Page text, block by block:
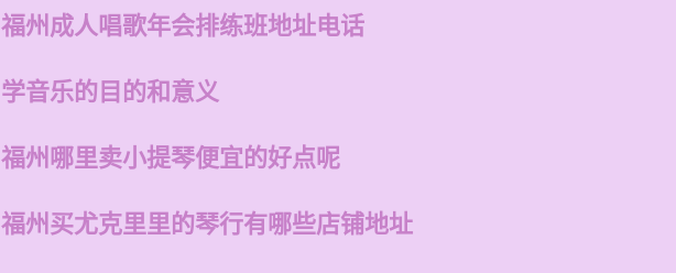
福州成人唱歌年会排练班地址电话
学音乐的目的和意义
福州哪里卖小提琴便宜的好点呢
福州买尤克里里的琴行有哪些店铺地址